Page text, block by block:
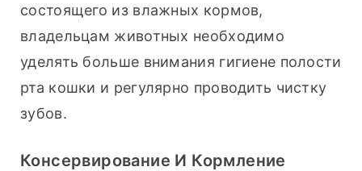
состоящего из влажных кормов,
владельцам животных необходимо
уделять больше внимания гигиене полости
рта кошки и регулярно проводить чистку
зубов.
Консервирование И Кормление